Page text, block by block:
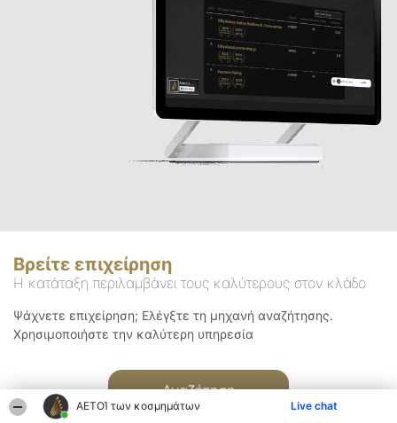
ΑΕΤΟΊ των κοσμημάτων Live chat
Βρείτε επιχείρηση
Η κατάταξη περιλαμβάνει τους καλύτερους στον κλάδο
Ψάχνετε επιχείρηση; Ελέγξτε τη μηχανή αναζήτησης.
Χρησιμοποιήστε την καλύτερη υπηρεσία
Αναζήτηση